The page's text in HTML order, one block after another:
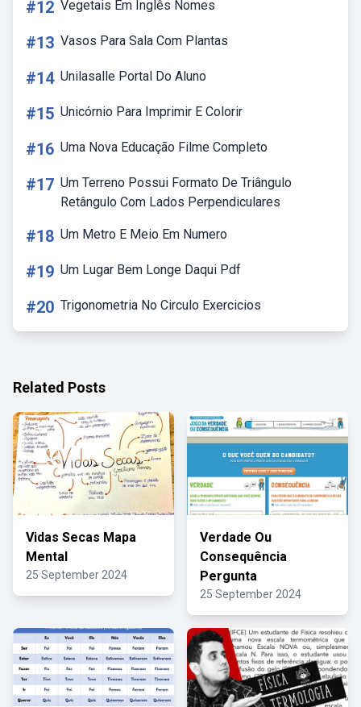
#12 Vegetais Em Inglês Nomes
#13 Vasos Para Sala Com Plantas
#14 Unilasalle Portal Do Aluno
#15 Unicórnio Para Imprimir E Colorir
#16 Uma Nova Educação Filme Completo
#17 Um Terreno Possui Formato De Triângulo
Retângulo Com Lados Perpendiculares
#18 Um Metro E Meio Em Numero
#19 Um Lugar Bem Longe Daqui Pdf
#20 Trigonometria No Circulo Exercicios
Related Posts
Vidas Secas Mapa
Mental
25 September 2024
Verdade Ou
Consequência
Pergunta
25 September 2024